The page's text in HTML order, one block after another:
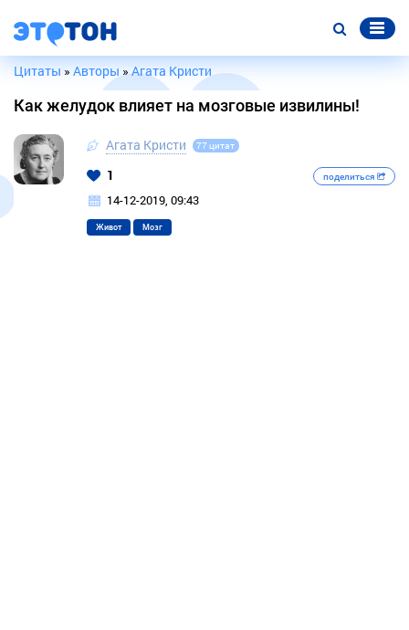
Цитаты » Авторы »Агата Кристи
Как желудок влияет на мозговые извилины!
Агата Кристи 77 цитат
1 поделиться
14-12-2019, 09:43
Живот Мозг